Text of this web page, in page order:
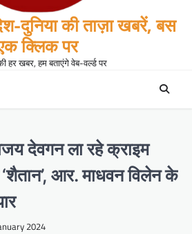
दुनिया की ताज़ा खबरें, बस
क्लिक पर
खबर, हम बताएंगे वेब-वर्ल्ड पर
देवगन ला रहे क्राइम
आर. माधवन विलेन के
2024